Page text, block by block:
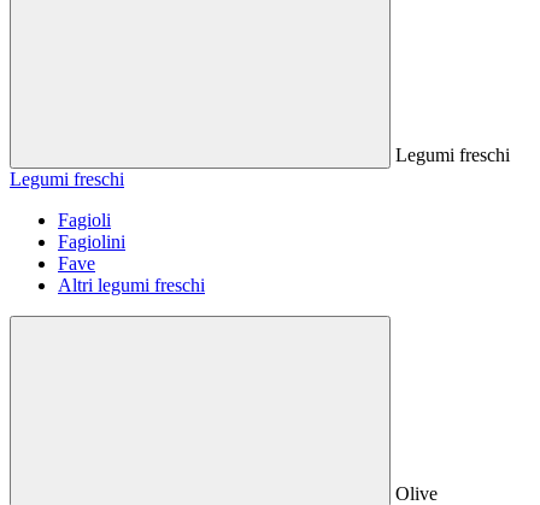
Legumi freschi
Legumi freschi
Fagioli
Fagiolini
Fave
Altri legumi freschi
Olive